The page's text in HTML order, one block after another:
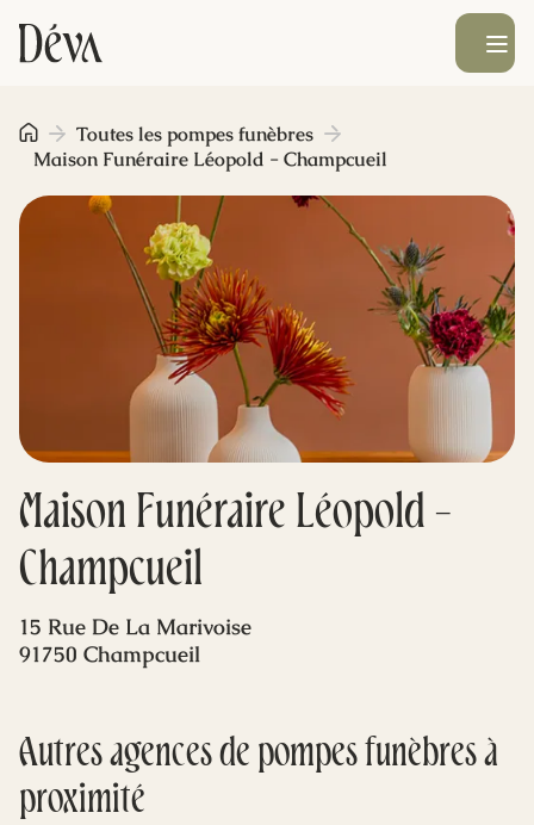
Obsèques
Prévoyance
Monument funéraire
Livraison de fleurs
Blog
Mes dernières volontés
Ouvrir le
Maison Funéraire Léopold -
Champcueil
Toutes les pompes funèbres
Maison Funéraire Léopold - Champcueil
15 Rue De La Marivoise
91750 Champcueil
Autres agences de pompes funèbres à
proximité